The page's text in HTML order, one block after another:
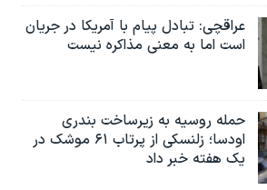
عراقچی: تبادل پیام با آمریکا در جریان
است اما به معنی مذاکره نیست
حمله روسیه به زیرساخت بندری
اودسا؛ زلنسکی از پرتاب ۶۱ موشک در
یک هفته خبر داد